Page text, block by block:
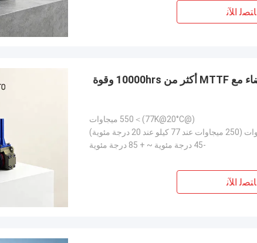
ﺎﺘﺼﻟ ﺍﻶﻧ
تجميع مكبّل لـ Dewar Cooler منخفض الضوضاء مع MTTF أكثر من 10000hrs وقوة
(@77K@20°C)＞550 ميجاوات
-45 درجة مئوية ~ + 85 درجة مئوية
ﺎﺘﺼﻟ ﺍﻶﻧ